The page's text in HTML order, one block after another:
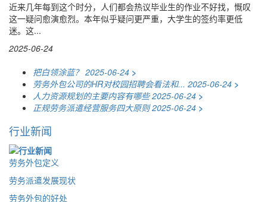
近来几年每到这个时分，人们都会热议毕业生的作业不好找，慨叹
这一疑问愈演愈烈。本年似乎疑问更严重，大学生的签约率更低
迷。这...
2025-06-24
把白领涂蓝？ 2025-06-24 >
劳务外包公司的HR对校园招聘会看法和... 2025-06-24 >
人力资源规划的主要内容有哪些2025-06-24 >
正规劳务派遣经营服务四大原则2025-06-24 >
行业新闻
劳务外包定义
劳务派遣发展现状
劳务外包的好处